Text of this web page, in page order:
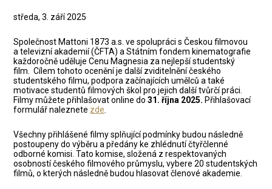
středa, 3. září 2025
Společnost Mattoni 1873 a.s. ve spolupráci s Českou filmovou
a televizní akademií (ČFTA) a Státním fondem kinematografie
každoročně uděluje Cenu Magnesia za nejlepší studentský
film. Cílem tohoto ocenění je další zviditelnění českého
studentského filmu, podpora začínajících umělců a také
motivace studentů filmových škol pro jejich další tvůrčí práci.
Filmy můžete přihlašovat online do 31. října 2025. Přihlašovací
formulář naleznete zde
Všechny přihlášené filmy splňující podmínky budou následně
postoupeny do výběru a předány ke zhlédnutí čtyřčlenné
odborné komisi. Tato komise, složená z respektovaných
osobností českého filmového průmyslu, vybere 20 studentských
filmů, o kterých následně budou hlasovat členové akademie.